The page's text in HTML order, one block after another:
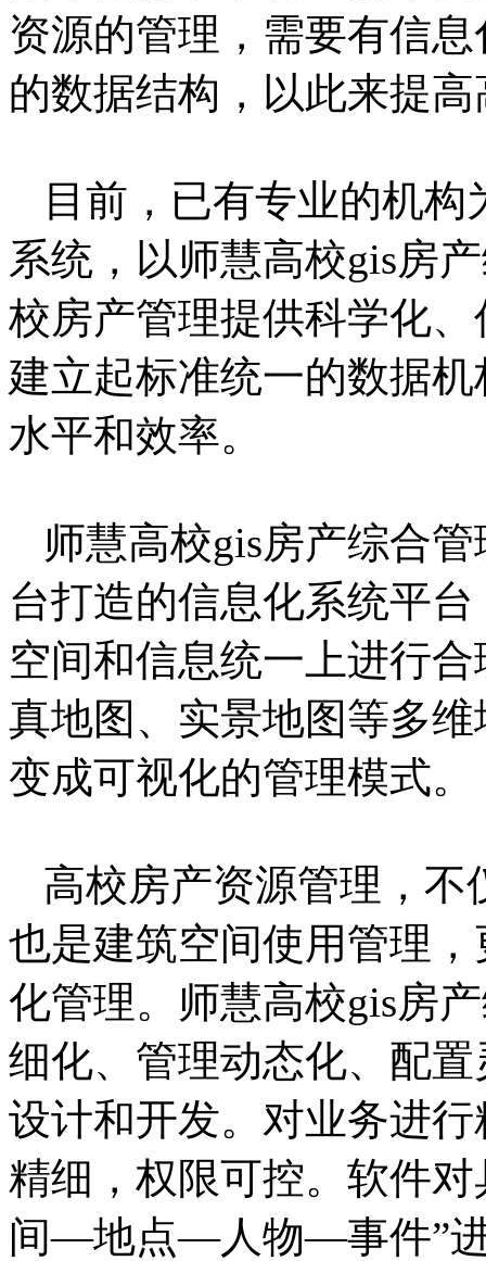
资源的管理，需要有信
的数据结构，以此来提
目前，已有专业的机
系统，以师慧高校gis房
校房产管理提供科学化
建立起标准统一的数据
水平和效率。
师慧高校gis房产综合
台打造的信息化系统平
空间和信息统一上进行
真地图、实景地图等多
变成可视化的管理模式。
高校房产资源管理，不
也是建筑空间使用管理
化管理。师慧高校gis房
细化、管理动态化、配
设计和开发。对业务进
精细，权限可控。软件
间—地点—人物—事件”进